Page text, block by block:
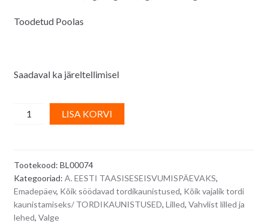
Toodetud Poolas
Saadaval ka järeltellimisel
Vahvlidekoor
lumivalged
roosid,
50
tk
LISA KORVI
n
a
Tootekood: BL00074
Kategooriad: A. EESTI TAASISESEISVUMISPÄEVAKS,
Emadepäev, Kõik söödavad tordikaunistused, Kõik vajalik tordi
kaunistamiseks/ TORDIKAUNISTUSED, Lilled, Vahvlist lilled ja
lehed, Valge